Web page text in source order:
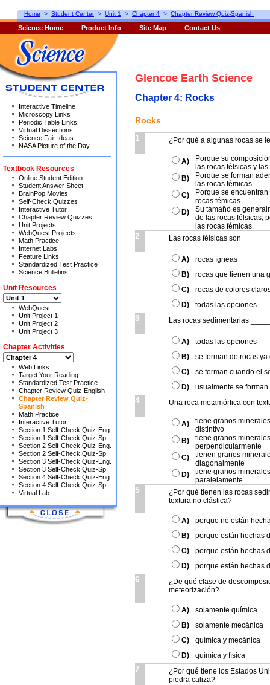
Glencoe Earth Science
Chapter 4: Rocks
Rocks
1
¿Por qué a algunas rocas se
A)
Porque su
las rocas félsicas y
B)
Porque se forman
las rocas fémicas.
C)
Porque se
rocas fémicas.
D)
Su tamaño es
de las rocas félsicas,
las rocas fémicas.
2 Las rocas félsicas son
A)
rocas ígneas
B)
rocas que tienen una
C)
rocas de colores
D)
todas las opciones
3 Las rocas sedimentarias
A)
todas las opciones
B)
se forman de rocas ya
C)
se forman cuando el
D)
usualmente se
4 Una roca metamórfica con
A)
tiene granos
distintivo
B)
tiene granos
perpendicularmente
C)
tienen granos
diagonalmente
D)
tiene granos
paralelamente
5
¿Por qué tienen las rocas
textura no clástica?
A)
porque no están
B)
porque están hechas
C)
porque están hechas
D)
porque están hechas
6
¿De qué clase de
meteorización?
A)
solamente química
B)
solamente mecánica
C)
química y mecánica
D)
química y física
7
¿Por qué tiene los Estados
piedra caliza?
Interactive Timeline
Microscopy Links
Periodic Table Links
Virtual Dissections
Science Fair Ideas
NASA Picture of the Day
Textbook Resources
Online Student Edition
Student Answer Sheet
BrainPop Movies
Self-Check Quizzes
Interactive Tutor
Chapter Review Quizzes
Unit Projects
WebQuest Projects
Math Practice
Internet Labs
Feature Links
Standardized Test Practice
Science Bulletins
Unit Resources
WebQuest
Unit Project 1
Unit Project 2
Unit Project 3
Chapter Activities
Web Links
Target Your Reading
Standardized Test Practice
Chapter Review Quiz-English
Chapter Review Quiz-
Spanish
Math Practice
Interactive Tutor
Section 1 Self-Check Quiz-Eng.
Section 1 Self-Check Quiz-Sp.
Section 2 Self-Check Quiz-Eng.
Section 2 Self-Check Quiz-Sp.
Section 3 Self-Check Quiz-Eng.
Section 3 Self-Check Quiz-Sp.
Section 4 Self-Check Quiz-Eng.
Section 4 Self-Check Quiz-Sp.
Virtual Lab
Home > Student Center> Unit 1 > Chapter 4 > Chapter Review Quiz-Spanish
Science Home Product Info Site Map Contact Us